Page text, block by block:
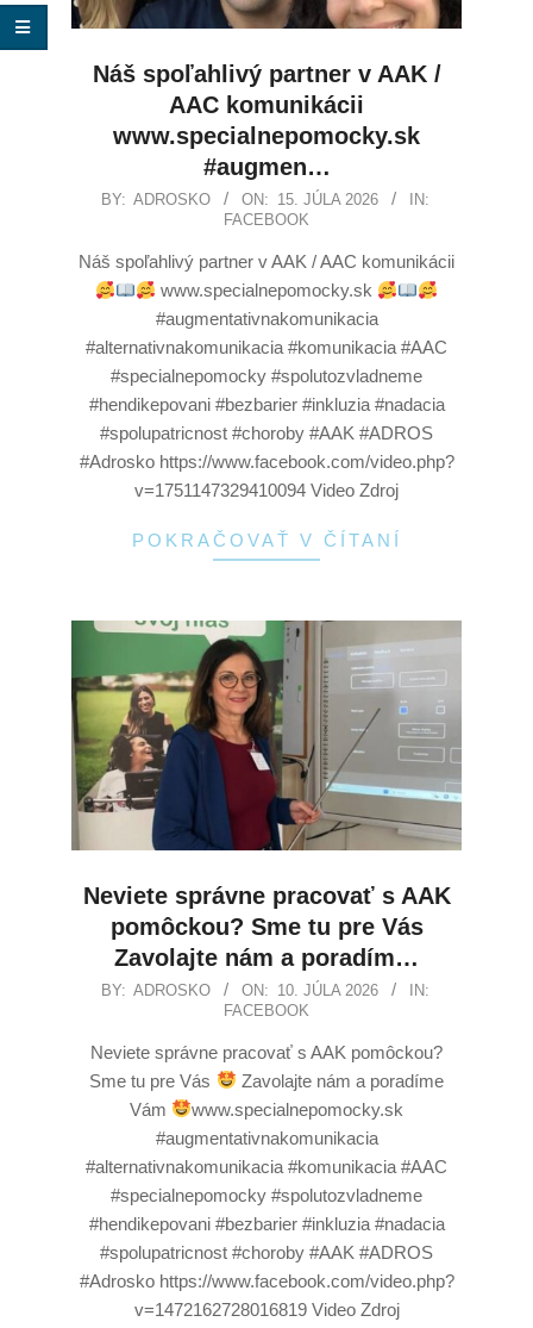
Náš spoľahlivý partner v AAK /
AAC komunikácii
www.specialnepomocky.sk
#augmen…
BY: ADROSKO ON: 15. JÚLA 2026
IN:
FACEBOOK
Náš spoľahlivý partner v AAK / AAC komunikácii
www.specialnepomocky.sk
#augmentativnakomunikacia
#alternativnakomunikacia #komunikacia #AAC
#specialnepomocky #spolutozvladneme
#hendikepovani #bezbarier #inkluzia #nadacia
#spolupatricnost #choroby #AAK #ADROS
#Adrosko https://www.facebook.com/video.php?
v=1751147329410094 Video Zdroj
POKRAČOVAŤ V ČÍTANÍ
Neviete správne pracovať s AAK
pomôckou? Sme tu pre Vás
Zavolajte nám a poradím…
BY: ADROSKO ON: 10. JÚLA 2026
IN:
FACEBOOK
Neviete správne pracovať s AAK pomôckou?
Sme tu pre Vás
Zavolajte nám a poradíme
Vám
www.specialnepomocky.sk
#augmentativnakomunikacia
#alternativnakomunikacia #komunikacia #AAC
#specialnepomocky #spolutozvladneme
#hendikepovani #bezbarier #inkluzia #nadacia
#spolupatricnost #choroby #AAK #ADROS
#Adrosko https://www.facebook.com/video.php?
v=1472162728016819 Video Zdroj